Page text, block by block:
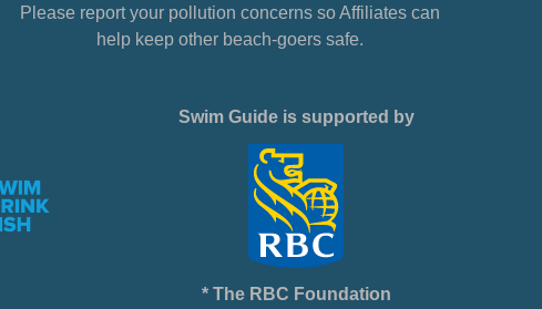
Please report your pollution concerns so Affiliates can
help keep other beach-goers safe.
Swim Guide is supported by
* The RBC Foundation